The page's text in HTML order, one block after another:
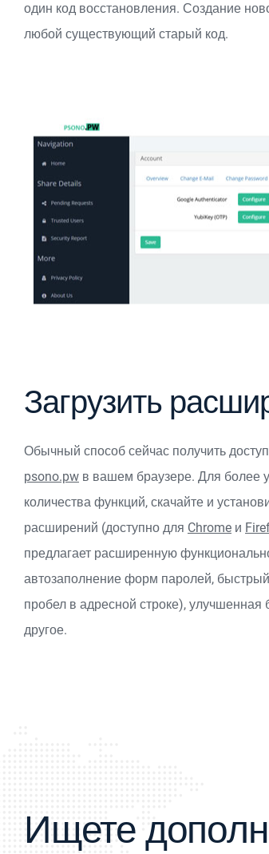
один код восстановления. Создание
любой существующий старый код.
Загрузить
Обычный способ сейчас получить
psono.pw в вашем браузере. Для более
количества функций, скачайте и
расширений (доступно для Chrome и
предлагает расширенную
автозаполнение форм паролей,
пробел в адресной строке), улучшенная
другое.
Ищете